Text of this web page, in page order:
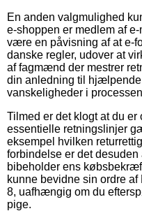
En anden valgmulighed
e-shoppen er medlem af
være en påvisning af at e-
danske regler, udover at
af fagmænd der mestrer
din anledning til
vanskeligheder i
Tilmed er det klogt at du
essentielle retningslinjer
eksempel hvilken
forbindelse er det
bibeholder ens
kunne bevidne sin ordre
8, uafhængig om du
pige.